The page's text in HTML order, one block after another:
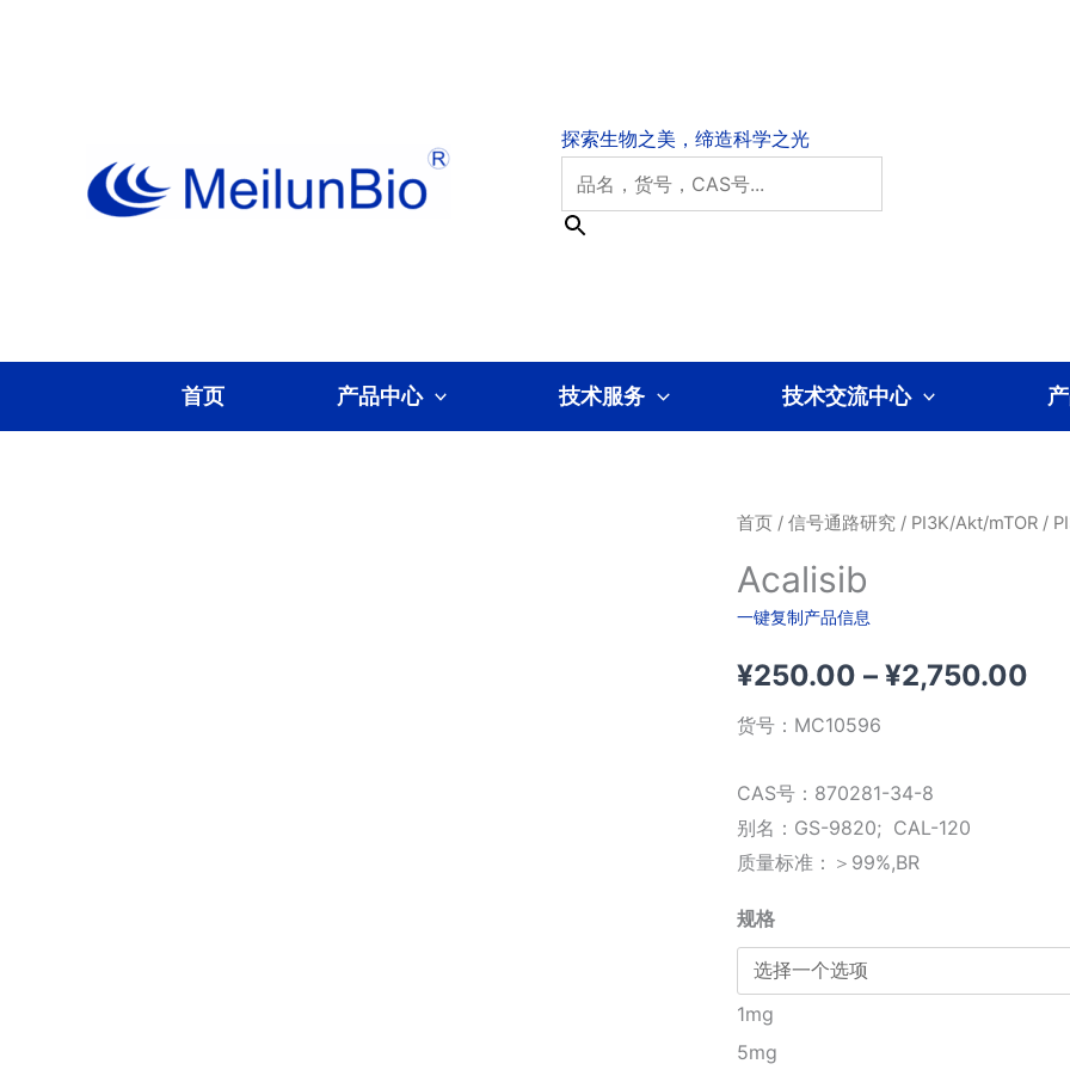
首页 产品中心 技术服务 技术交流中心
首页/ 信号通路研究/ PI3K/Akt/mTOR/
Acalisib
一键复制产品信息
¥250.00 – ¥2,750.00价
货号： MC10596
CAS号：870281-34-8
别名：GS-9820; CAL-120
质量标准：＞99%,BR
规格
1mg
5mg